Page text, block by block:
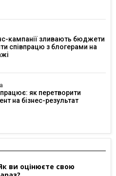
кампанії зливають бюджети
співпрацю з блогерами на
працює: як перетворити
на бізнес-результат
ви оцінюєте свою